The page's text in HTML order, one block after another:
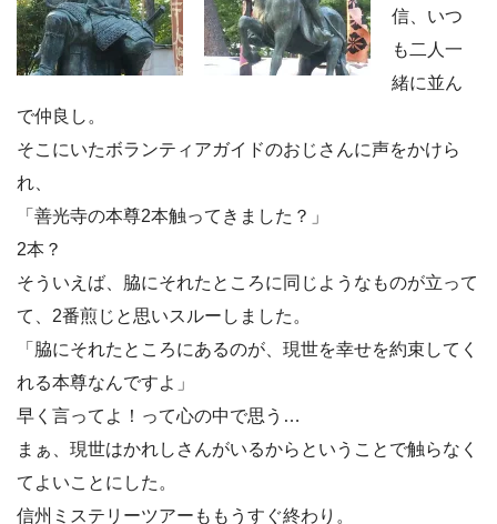
信、いつ
も二人一
緒に並ん
で仲良し。
そこにいたボランティアガイドのおじさんに声をかけら
れ、
「善光寺の本尊2本触ってきました？」
2本？
そういえば、脇にそれたところに同じようなものが立って
て、2番煎じと思いスルーしました。
「脇にそれたところにあるのが、現世を幸せを約束してく
れる本尊なんですよ」
早く言ってよ！って心の中で思う…
まぁ、現世はかれしさんがいるからということで触らなく
てよいことにした。
信州ミステリーツアーももうすぐ終わり。